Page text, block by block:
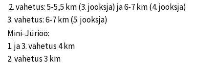
2. vahetus: 5-5,5 km (3. jooksja) ja 6-7 km (4. jooksja)
3. vahetus: 6-7 km (5. jooksja)
Mini-Jüriöö:
1. ja 3. vahetus 4 km
2. vahetus 3 km